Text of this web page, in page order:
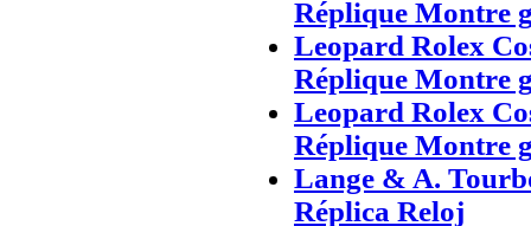
Réplique Montre
Leopard Rolex
Réplique Montre
Leopard Rolex
Réplique Montre
Lange & A.
Réplica Reloj